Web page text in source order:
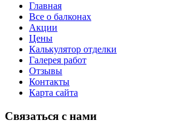
Главная
Все о балконах
Акции
Цены
Калькулятор отделки
Галерея работ
Отзывы
Контакты
Карта сайта
Связаться с нами